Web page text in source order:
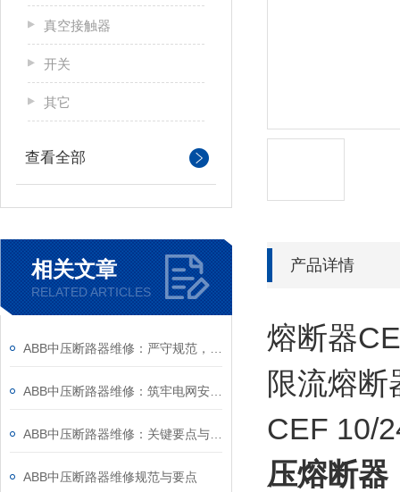
真空接触器
开关
其它
查看全部
相关文章
RELATED ARTICLES
ABB中压断路器维修规范与要点
产品详情
熔断器
限流熔
CEF 10/
压熔断器